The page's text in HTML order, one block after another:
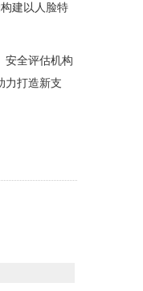
建以人脸特
安全评估机构
力打造新支